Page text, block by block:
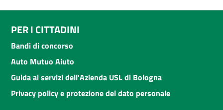
PER I CITTADINI
Bandi di concorso
Auto Mutuo Aiuto
Guida ai servizi dell'Azienda USL di Bologna
Privacy policy e protezione del dato personale